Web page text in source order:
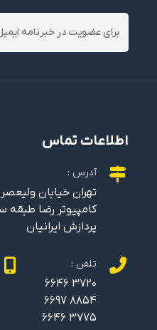
اطلاعات تماس
آدرس :
تهران خیابان ولیعصر
پردازش ایرانیان
تلفن :
6646 3720
6697 8854
6646 3775